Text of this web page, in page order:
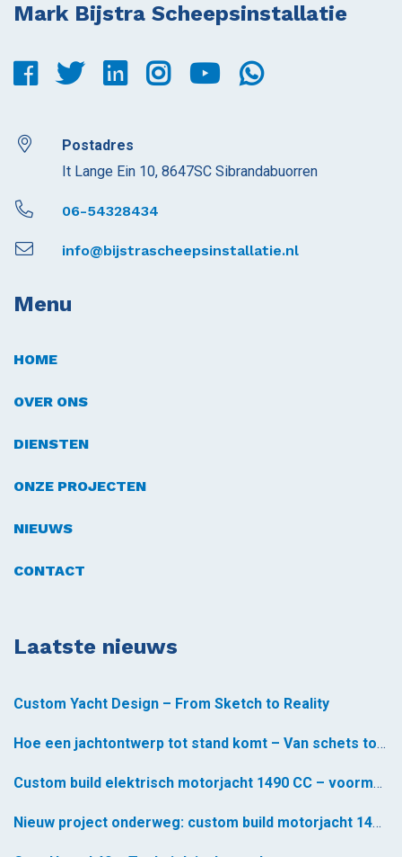
Mark Bijstra Scheepsinstallatie
Postadres
It Lange Ein 10, 8647SC Sibrandabuorren
06-54328434
info@bijstrascheepsinstallatie.nl
Menu
HOME
OVER ONS
DIENSTEN
ONZE PROJECTEN
NIEUWS
CONTACT
Laatste nieuws
Custom Yacht Design – From Sketch to Reality
Hoe een jachtontwerp tot stand komt – Van schets tot realiteit *
Custom build elektrisch motorjacht 1490 CC – voormontage gestart
Nieuw project onderweg: custom build motorjacht 1490 CC